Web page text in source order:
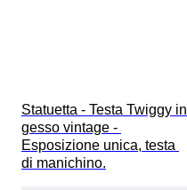
Statuetta - Testa Twiggy in
gesso vintage -
Esposizione unica, testa
di manichino.